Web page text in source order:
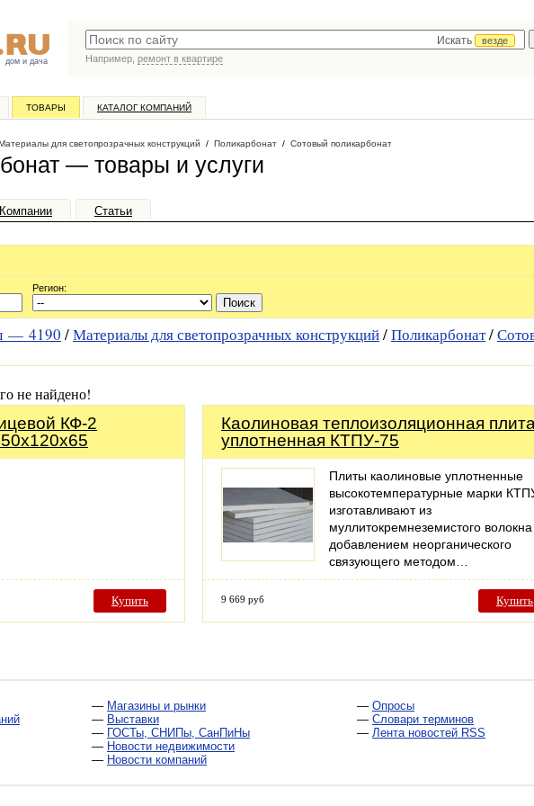
дом и дача
Искать
везде
Например, ремонт в квартире
ТОВАРЫ КАТАЛОГ КОМПАНИЙ
для светопрозрачных конструкций / Поликарбонат / Сотовый поликарбонат
— товары и услуги
Компании Статьи
Регион:
— 4190 /Материалы для светопрозрачных конструкций/Поликарбонат/
не найдено!
КФ-2
Купить
Каолиновая теплоизоляционная плита
уплотненная КТПУ-75
Плиты каолиновые уплотненные
высокотемпературные марки
изготавливают из
муллитокремнеземистого
добавлением неорганического
связующего методом…
9 669 руб Купить
— Магазины и рынки
— Выставки
— ГОСТы, СНИПы, СанПиНы
— Новости недвижимости
— Новости компаний
— Опросы
— Словари терминов
— Лента новостей RSS